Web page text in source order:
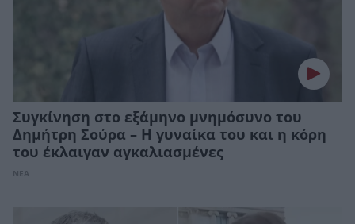
Συγκίνηση στο εξάμηνο μνημόσυνο του
Δημήτρη Σούρα – Η γυναίκα του και η κόρη
του έκλαιγαν αγκαλιασμένες
ΝΕΑ